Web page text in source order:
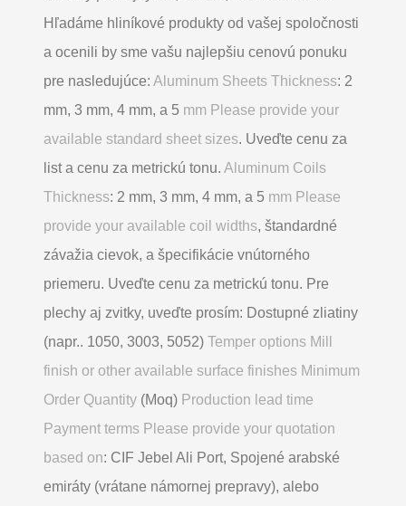
Hľadáme hliníkové produkty od vašej spoločnosti
a ocenili by sme vašu najlepšiu cenovú ponuku
pre nasledujúce: Aluminum Sheets Thickness: 2
mm, 3 mm, 4 mm, a 5 mm Please provide your
available standard sheet sizes. Uveďte cenu za
list a cenu za metrickú tonu. Aluminum Coils
Thickness: 2 mm, 3 mm, 4 mm, a 5 mm Please
provide your available coil widths, štandardné
závažia cievok, a špecifikácie vnútorného
priemeru. Uveďte cenu za metrickú tonu. Pre
plechy aj zvitky, uveďte prosím: Dostupné zliatiny
(napr.. 1050, 3003, 5052) Temper options Mill
finish or other available surface finishes Minimum
Order Quantity (Moq) Production lead time
Payment terms Please provide your quotation
based on: CIF Jebel Ali Port, Spojené arabské
emiráty (vrátane námornej prepravy), alebo